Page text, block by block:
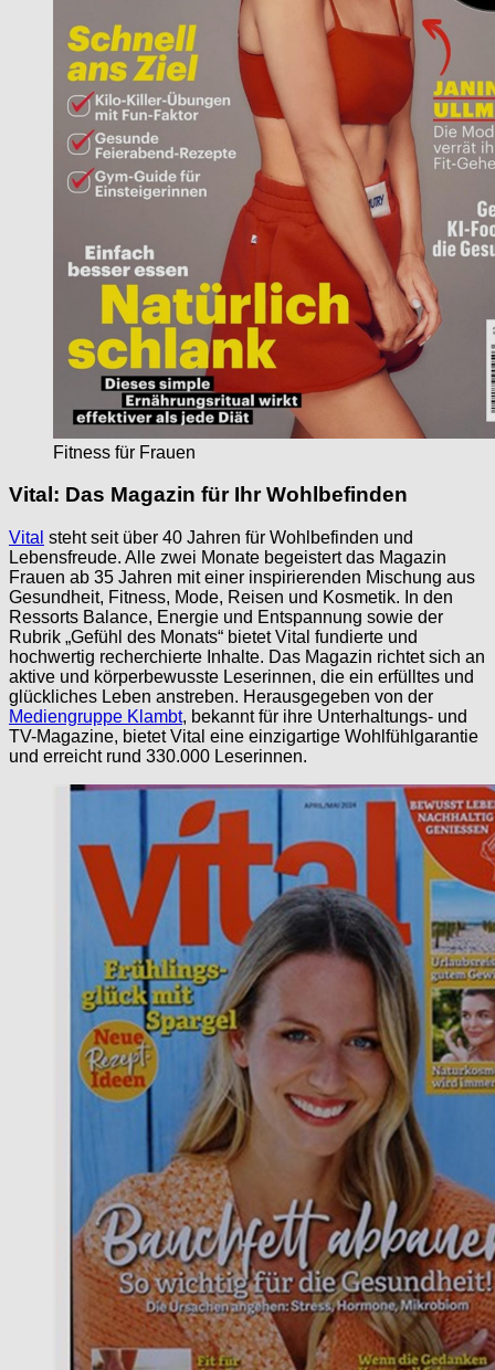
Fitness für Frauen
Vital: Das Magazin für Ihr Wohlbefinden
Vital steht seit über 40 Jahren für Wohlbefinden und
Lebensfreude. Alle zwei Monate begeistert das Magazin
Frauen ab 35 Jahren mit einer inspirierenden Mischung aus
Gesundheit, Fitness, Mode, Reisen und Kosmetik. In den
Ressorts Balance, Energie und Entspannung sowie der
Rubrik „Gefühl des Monats“ bietet Vital fundierte und
hochwertig recherchierte Inhalte. Das Magazin richtet sich an
aktive und körperbewusste Leserinnen, die ein erfülltes und
glückliches Leben anstreben. Herausgegeben von der
Mediengruppe Klambt, bekannt für ihre Unterhaltungs- und
TV-Magazine, bietet Vital eine einzigartige Wohlfühlgarantie
und erreicht rund 330.000 Leserinnen.